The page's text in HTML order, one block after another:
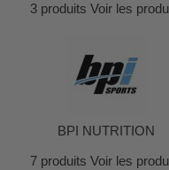
3 produits Voir les
BPI NUTRITION
7 produits Voir les